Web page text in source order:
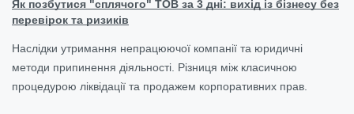
Як позбутися "сплячого" ТОВ за 3 дні: вихід із бізнесу без
перевірок та ризиків
Наслідки утримання непрацюючої компанії та юридичні
методи припинення діяльності. Різниця між класичною
процедурою ліквідації та продажем корпоративних прав.